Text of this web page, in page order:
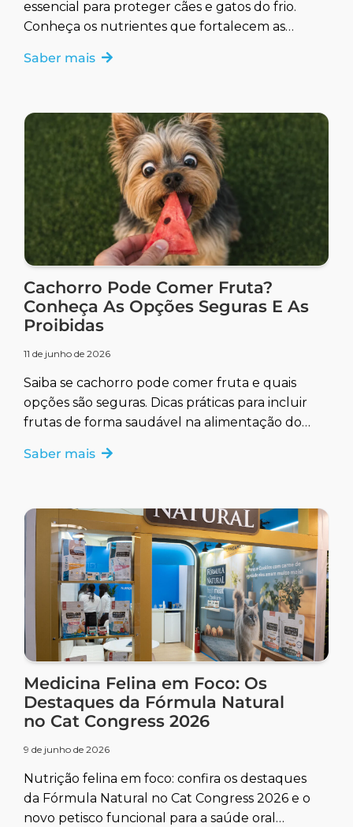
essencial para proteger cães e gatos do frio.
Conheça os nutrientes que fortalecem as
Saber mais
Cachorro Pode Comer Fruta?
Conheça As Opções Seguras E As
Proibidas
11 de junho de 2026
Saiba se cachorro pode comer fruta e quais
opções são seguras. Dicas práticas para incluir
frutas de forma saudável na alimentação do
Saber mais
Medicina Felina em Foco: Os
Destaques da Fórmula Natural
no Cat Congress 2026
9 de junho de 2026
Nutrição felina em foco: confira os destaques
da Fórmula Natural no Cat Congress 2026 e o
novo petisco funcional para a saúde oral